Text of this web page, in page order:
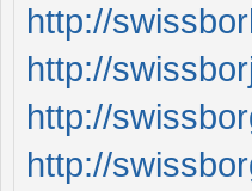
http://
http://
http://
http://